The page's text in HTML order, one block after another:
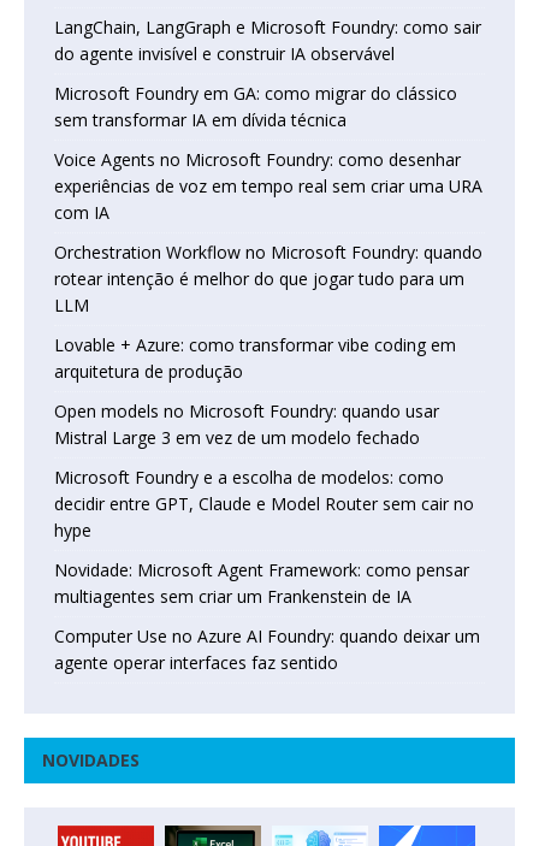
LangChain, LangGraph e Microsoft Foundry: como sair
do agente invisível e construir IA observável
Microsoft Foundry em GA: como migrar do clássico
sem transformar IA em dívida técnica
Voice Agents no Microsoft Foundry: como desenhar
experiências de voz em tempo real sem criar uma URA
com IA
Orchestration Workflow no Microsoft Foundry: quando
rotear intenção é melhor do que jogar tudo para um
LLM
Lovable + Azure: como transformar vibe coding em
arquitetura de produção
Open models no Microsoft Foundry: quando usar
Mistral Large 3 em vez de um modelo fechado
Microsoft Foundry e a escolha de modelos: como
decidir entre GPT, Claude e Model Router sem cair no
hype
Novidade: Microsoft Agent Framework: como pensar
multiagentes sem criar um Frankenstein de IA
Computer Use no Azure AI Foundry: quando deixar um
agente operar interfaces faz sentido
NOVIDADES